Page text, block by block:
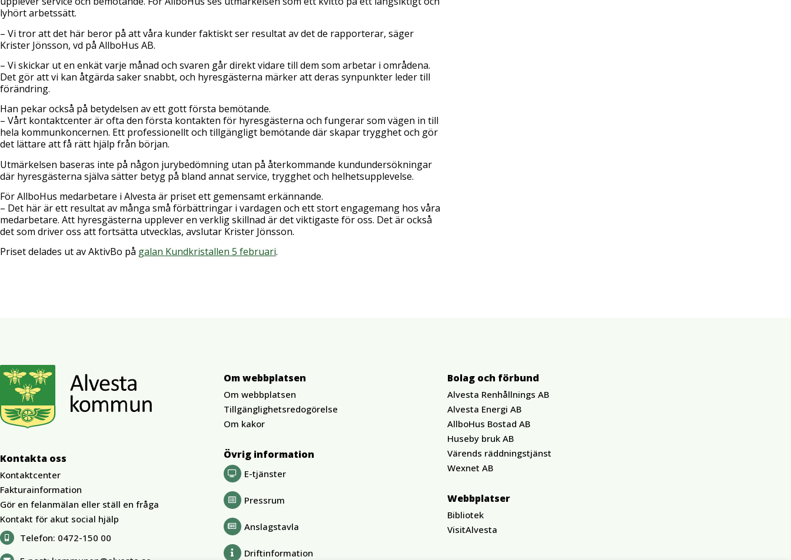
lyhört arbetssätt.
– Vi tror att det här beror på att våra kunder faktiskt ser resultat av det de rapporterar, säger
Krister Jönsson, vd på AllboHus AB.
– Vi skickar ut en enkät varje månad och svaren går direkt vidare till dem som arbetar i områdena.
Det gör att vi kan åtgärda saker snabbt, och hyresgästerna märker att deras synpunkter leder till
förändring.
Han pekar också på betydelsen av ett gott första bemötande.
– Vårt kontaktcenter är ofta den första kontakten för hyresgästerna och fungerar som vägen in till
hela kommunkoncernen. Ett professionellt och tillgängligt bemötande där skapar trygghet och gör
det lättare att få rätt hjälp från början.
Utmärkelsen baseras inte på någon jurybedömning utan på återkommande kundundersökningar
där hyresgästerna själva sätter betyg på bland annat service, trygghet och helhetsupplevelse.
För AllboHus medarbetare i Alvesta är priset ett gemensamt erkännande.
– Det här är ett resultat av många små förbättringar i vardagen och ett stort engagemang hos våra
medarbetare. Att hyresgästerna upplever en verklig skillnad är det viktigaste för oss. Det är också
det som driver oss att fortsätta utvecklas, avslutar Krister Jönsson.
Priset delades ut av AktivBo på galan Kundkristallen 5 februari.
Kontakta oss
Kontaktcenter
Fakturainformation
Gör en felanmälan eller ställ en fråga
Kontakt för akut social hjälp
Telefon: 0472-150 00
Om webbplatsen
Om webbplatsen
Tillgänglighetsredogörelse
Om kakor
Övrig information
E-tjänster
Pressrum
Anslagstavla
Driftinformation
Bolag och förbund
Alvesta Renhållnings AB
Alvesta Energi AB
AllboHus Bostad AB
Huseby bruk AB
Värends räddningstjänst
Wexnet AB
Webbplatser
Bibliotek
VisitAlvesta